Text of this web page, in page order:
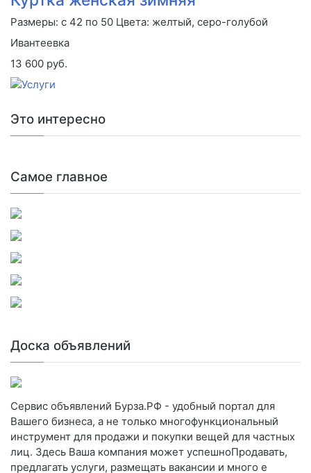
Размеры: с 42 по 50 Цвета: желтый, серо-голубой
Ивантеевка
13 600 руб.
Это интересно
Самое главное
Доска объявлений
Сервис объявлений Бурза.РФ - удобный портал для
Вашего бизнеса, а не только многофункциональный
инструмент для продажи и покупки вещей для частных
лиц. Здесь Ваша компания может успешноПродавать,
предлагать услуги, размещать вакансии и много е